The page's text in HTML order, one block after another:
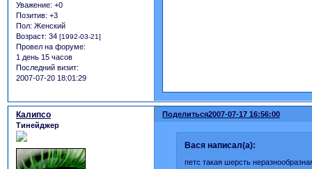
Уважение: +0
Позитив: +3
Пол: Женский
Возраст: 34 [1992-03-21]
Провел на форуме:
1 день 15 часов
Последний визит:
2007-07-20 18:01:29
Поделиться2007-07-17 16:56:00
Калипсо
Тинейджер
Вася написал(а):
петс такая шерсть